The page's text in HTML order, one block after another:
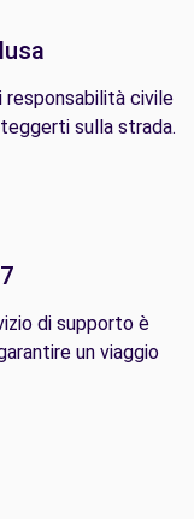
responsabilità civile
sulla strada.
di supporto è
un viaggio